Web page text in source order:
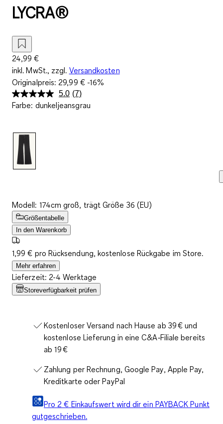
LYCRA®
24,99 €
inkl. MwSt., zzgl. Versandkosten
Originalpreis: 29,99 €-16%
5.0 7
Bewertungen
(7)
Farbe: dunkeljeansgrau
Modell: 174cm groß, trägt Größe 36 (EU)
Größentabelle
In den Warenkorb
1,99 € pro Rücksendung, kostenlose Rückgabe im Store.
Mehr erfahren
Lieferzeit: 2-4 Werktage
Storeverfügbarkeit prüfen
Kostenloser Versand nach Hause ab 39 € und
kostenlose Lieferung in eine C&A‑Filiale bereits
ab 19 €
Zahlung per Rechnung, Google Pay, Apple Pay,
Kreditkarte oder PayPal
Pro 2 € Einkaufswert wird dir ein PAYBACK Punkt
gutgeschrieben.